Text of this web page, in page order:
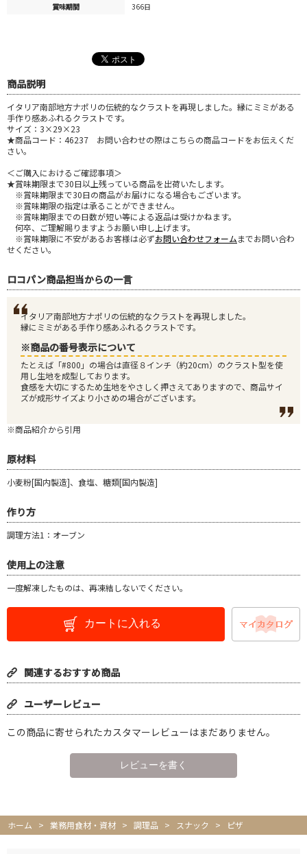
賞味期間
366日
商品説明
イタリア南部地方ナポリの伝統的なクラストを再現しました。縁にミミがある
手作り感あふれるクラストです。
サイズ：3×29×23
★商品コード：46237 お問い合わせの際はこちらの商品コードをお伝えくだ
さい。
＜ご購入におけるご確認事項＞
★賞味期限まで30日以上残っている商品を出荷いたします。
※賞味期限まで30日の商品がお届けになる場合もございます。
※賞味期限の指定は承ることができません。
※賞味期限までの日数が短い等による返品は受けかねます。
何卒、ご理解賜りますようお願い申し上げます。
※賞味期限に不安があるお客様は必ずお問い合わせフォームまでお問い合わ
せください。
ロコパン商品担当からの一言
イタリア南部地方ナポリの伝統的なクラストを再現しました。
縁にミミがある手作り感あふれるクラストです。
※商品の番号表示について
たとえば「#800」の場合は直径８インチ（約20cm）のクラスト型を使
用し生地を成型しております。
食感を大切にするため生地をやさしく押さえてありますので、商品サイ
ズが成形サイズより小さめの場合がございます。
※商品紹介から引用
原材料
小麦粉[国内製造]、食塩、糖類[国内製造]
作り方
調理方法1：オーブン
使用上の注意
一度解凍したものは、再凍結しないでください。
カートに入れる
関連するおすすめ商品
ユーザーレビュー
この商品に寄せられたカスタマーレビューはまだありません。
ホーム > 業務用食材・資材 > 調理品 > スナック > ピザ